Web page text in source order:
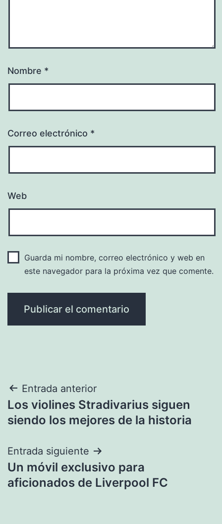
Nombre *
Correo electrónico *
Web
Guarda mi nombre, correo electrónico y web en
este navegador para la próxima vez que comente.
Navegación
de
Entrada anterior
Los violines Stradivarius siguen
siendo los mejores de la historia
Entrada siguiente
Un móvil exclusivo para
aficionados de Liverpool FC